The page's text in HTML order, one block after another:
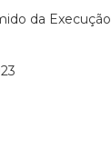
da Execução